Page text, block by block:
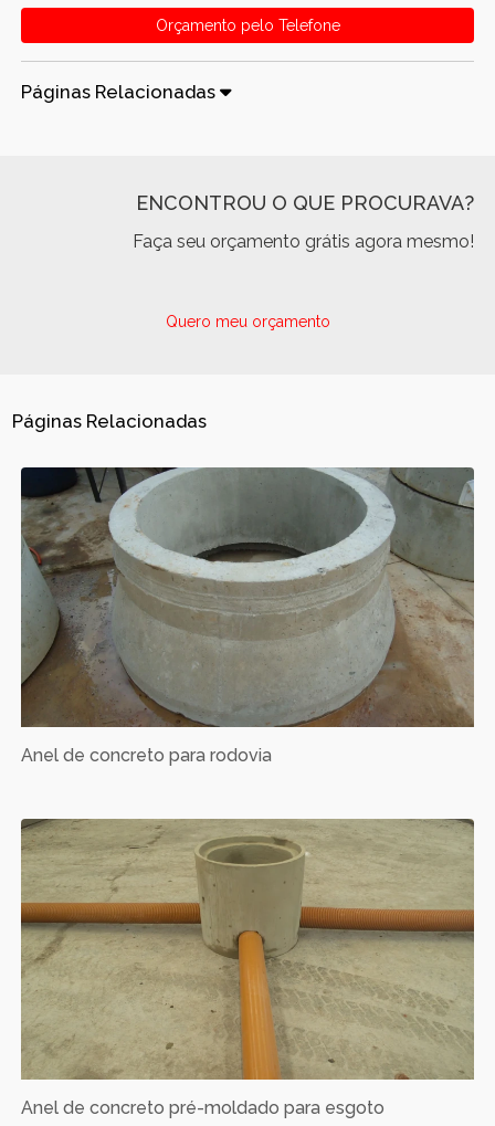
Orçamento pelo Telefone
Páginas Relacionadas
ENCONTROU O QUE PROCURAVA?
Faça seu orçamento grátis agora mesmo!
Quero meu orçamento
Páginas Relacionadas
Anel de concreto para rodovia
Anel de concreto pré-moldado para esgoto